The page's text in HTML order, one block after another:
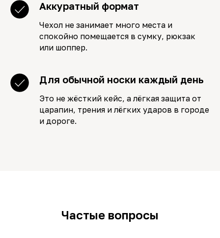
Аккуратный формат
Чехол не занимает много места и
спокойно помещается в сумку, рюкзак
или шоппер.
Для обычной носки каждый день
Это не жёсткий кейс, а лёгкая защита от
царапин, трения и лёгких ударов в городе
и дороге.
Частые вопросы